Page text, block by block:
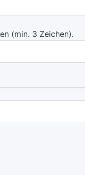
(min. 3 Zeichen).